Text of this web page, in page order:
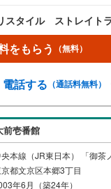
スタイル ストレイト
をもらう （無料）
電話する （通話料無料）
前壱番館
本線（JR東日本） 「御茶
都文京区本郷3丁目
年6月（築24年）